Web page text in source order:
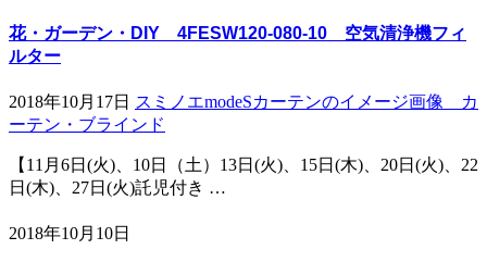
花・ガーデン・DIY 4FESW120-080-10 空気清浄機フィ
ルター
2018年10月17日 スミノエmodeSカーテンのイメージ画像 カ
ーテン・ブラインド
【11月6日(火)、10日（土）13日(火)、15日(木)、20日(火)、22
日(木)、27日(火)託児付き …
2018年10月10日